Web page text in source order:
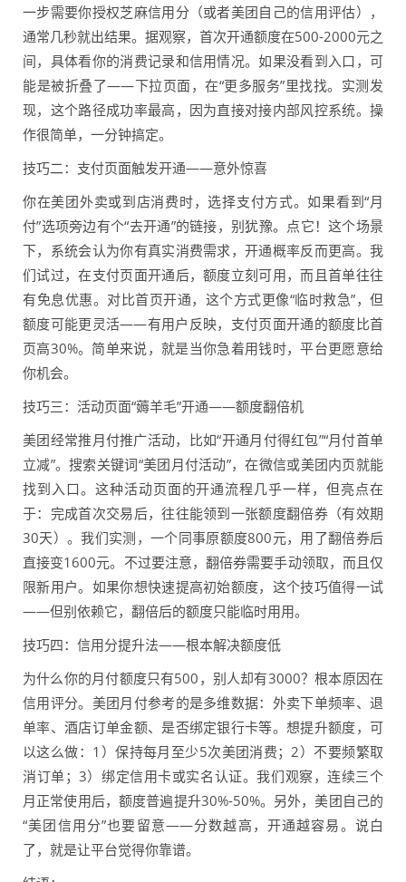
一步需要你授权芝麻信用分（或者美团自己的信用评估），
通常几秒就出结果。据观察，首次开通额度在500-2000元之
间，具体看你的消费记录和信用情况。如果没看到入口，可
能是被折叠了——下拉页面，在“更多服务”里找找。实测发
现，这个路径成功率最高，因为直接对接内部风控系统。操
作很简单，一分钟搞定。
技巧二：支付页面触发开通——意外惊喜
你在美团外卖或到店消费时，选择支付方式。如果看到“月
付”选项旁边有个“去开通”的链接，别犹豫。点它！这个场景
下，系统会认为你有真实消费需求，开通概率反而更高。我
们试过，在支付页面开通后，额度立刻可用，而且首单往往
有免息优惠。对比首页开通，这个方式更像“临时救急”，但
额度可能更灵活——有用户反映，支付页面开通的额度比首
页高30%。简单来说，就是当你急着用钱时，平台更愿意给
你机会。
技巧三：活动页面“薅羊毛”开通——额度翻倍机
美团经常推月付推广活动，比如“开通月付得红包”“月付首单
立减”。搜索关键词“美团月付活动”，在微信或美团内页就能
找到入口。这种活动页面的开通流程几乎一样，但亮点在
于：完成首次交易后，往往能领到一张额度翻倍券（有效期
30天）。我们实测，一个同事原额度800元，用了翻倍券后
直接变1600元。不过要注意，翻倍券需要手动领取，而且仅
限新用户。如果你想快速提高初始额度，这个技巧值得一试
——但别依赖它，翻倍后的额度只能临时用用。
技巧四：信用分提升法——根本解决额度低
为什么你的月付额度只有500，别人却有3000？根本原因在
信用评分。美团月付参考的是多维数据：外卖下单频率、退
单率、酒店订单金额、是否绑定银行卡等。想提升额度，可
以这么做：1）保持每月至少5次美团消费；2）不要频繁取
消订单；3）绑定信用卡或实名认证。我们观察，连续三个
月正常使用后，额度普遍提升30%-50%。另外，美团自己的
“美团信用分”也要留意——分数越高，开通越容易。说白
了，就是让平台觉得你靠谱。